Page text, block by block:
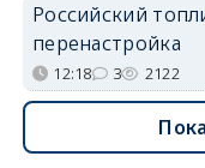
Российский
перенастройка
12:18 3 2122